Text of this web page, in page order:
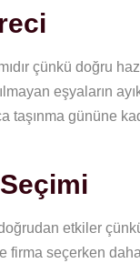
çünkü doğru
eşyaların
taşınma gününe
etkiler
firma seçerken